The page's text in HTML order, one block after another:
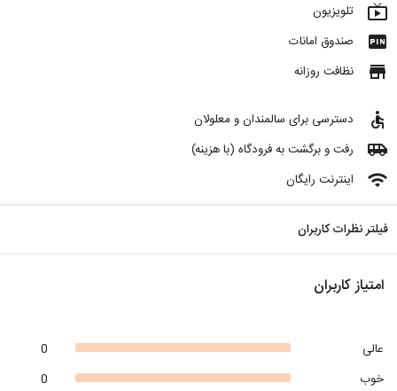
live_tv تلویزیون
fiber_pin صندوق امانات
store نظافت روزانه
accessible دسترسی برای سالمندان و معلولان
airport_shuttle رفت و برگشت به فرودگاه (با هزینه)
wifi اینترنت رایگان
فیلتر نظرات کاربران
امتیاز کاربران
0
عالی
0
خوب